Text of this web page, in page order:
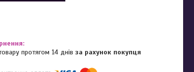
протягом 14 днівза рахунок покупця